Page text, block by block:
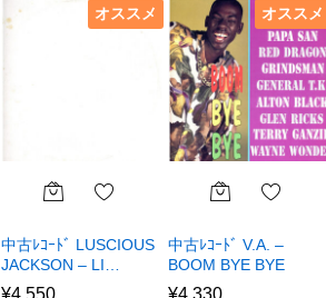
オススメ
中古ﾚｺｰﾄﾞ LUSCIOUS
JACKSON – LI…
¥4,550
オススメ
中古ﾚｺｰﾄﾞ V.A. –
BOOM BYE BYE
¥4,330